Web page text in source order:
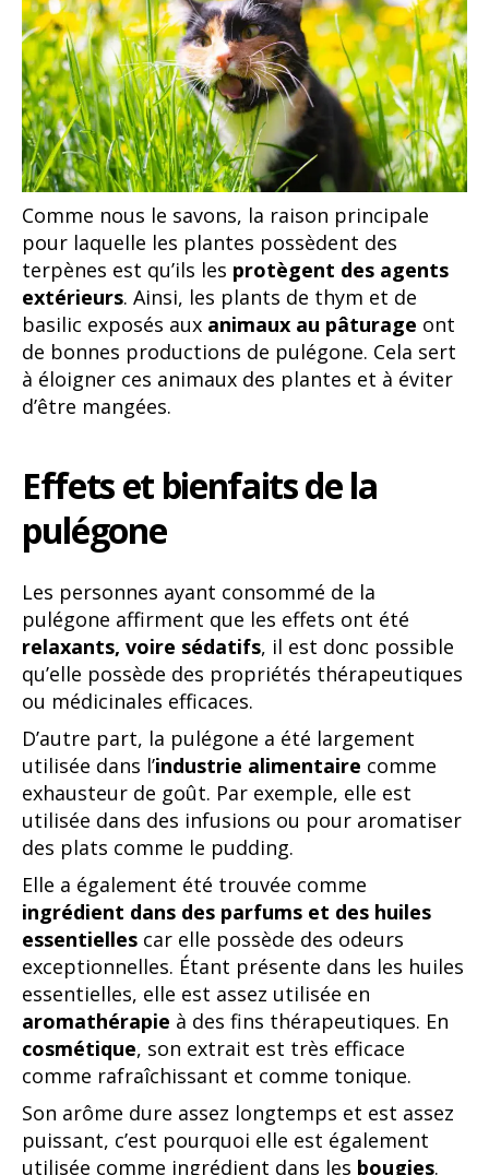
Comme nous le savons, la raison principale
pour laquelle les plantes possèdent des
terpènes est qu’ils les protègent des agents
extérieurs. Ainsi, les plants de thym et de
basilic exposés aux animaux au pâturage ont
de bonnes productions de pulégone. Cela sert
à éloigner ces animaux des plantes et à éviter
d’être mangées.
Effets et bienfaits de la
pulégone
Les personnes ayant consommé de la
pulégone affirment que les effets ont été
relaxants, voire sédatifs, il est donc possible
qu’elle possède des propriétés thérapeutiques
ou médicinales efficaces.
D’autre part, la pulégone a été largement
utilisée dans l’industrie alimentaire comme
exhausteur de goût. Par exemple, elle est
utilisée dans des infusions ou pour aromatiser
des plats comme le pudding.
Elle a également été trouvée comme
ingrédient dans des parfums et des huiles
essentielles car elle possède des odeurs
exceptionnelles. Étant présente dans les huiles
essentielles, elle est assez utilisée en
aromathérapie à des fins thérapeutiques. En
cosmétique, son extrait est très efficace
comme rafraîchissant et comme tonique.
Son arôme dure assez longtemps et est assez
puissant, c’est pourquoi elle est également
utilisée comme ingrédient dans les bougies.